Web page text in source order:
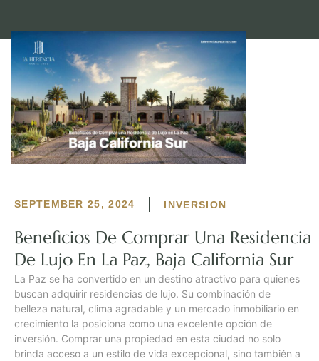
SEPTEMBER 25, 2024 INVERSION
Beneficios De Comprar Una Residencia
De Lujo En La Paz, Baja California Sur
La Paz se ha convertido en un destino atractivo para quienes
buscan adquirir residencias de lujo. Su combinación de
belleza natural, clima agradable y un mercado inmobiliario en
crecimiento la posiciona como una excelente opción de
inversión. Comprar una propiedad en esta ciudad no solo
brinda acceso a un estilo de vida excepcional, sino también a